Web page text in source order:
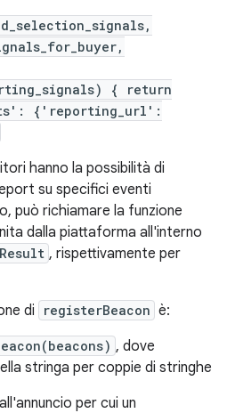
{ return
{'reporting_url':
hanno la possibilità di
su specifici eventi
può richiamare la funzione
dalla piattaforma all'interno
, rispettivamente per
di
registerBeacon è:
, dove
stringa per coppie di stringhe
per cui un